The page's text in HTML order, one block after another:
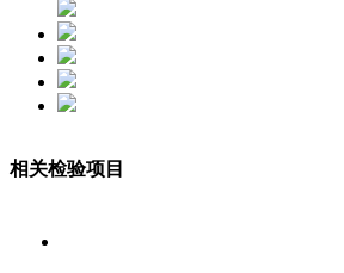
相关检验项目